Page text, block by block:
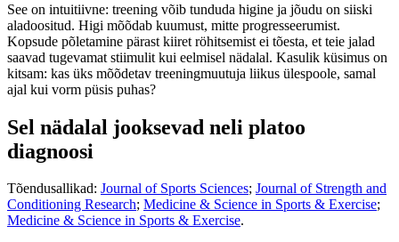
See on intuitiivne: treening võib tunduda higine ja jõudu on siiski
aladoositud. Higi mõõdab kuumust, mitte progresseerumist.
Kopsude põletamine pärast kiiret röhitsemist ei tõesta, et teie jalad
saavad tugevamat stiimulit kui eelmisel nädalal. Kasulik küsimus on
kitsam: kas üks mõõdetav treeningmuutuja liikus ülespoole, samal
ajal kui vorm püsis puhas?
Sel nädalal jooksevad neli platoo
diagnoosi
Tõendusallikad: Journal of Sports Sciences; Journal of Strength and
Conditioning Research; Medicine & Science in Sports & Exercise;
Medicine & Science in Sports & Exercise.